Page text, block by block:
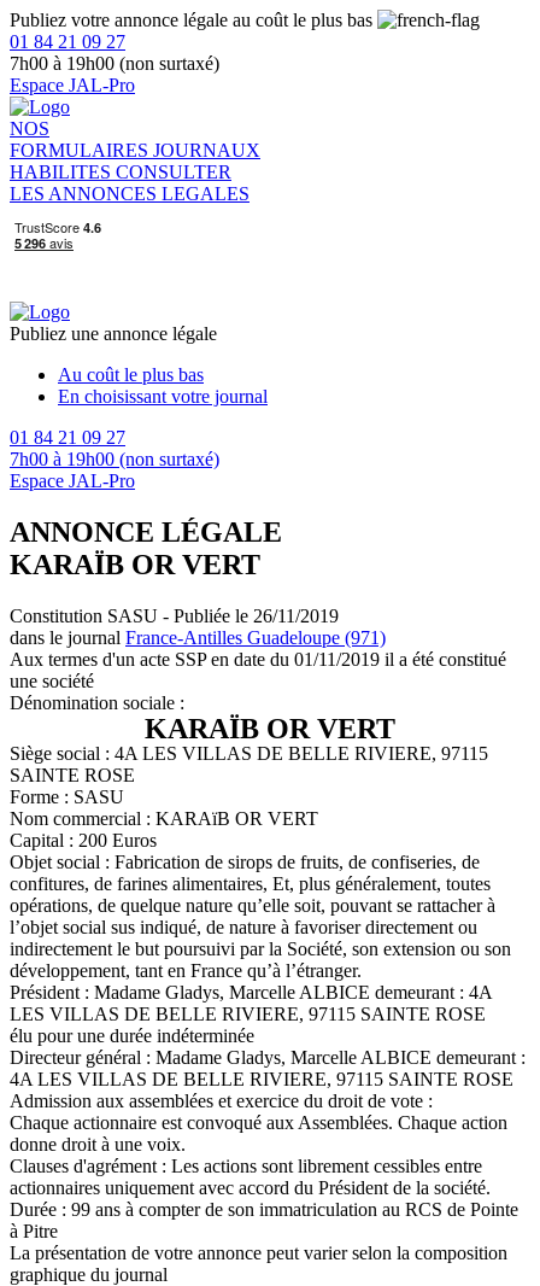
Publiez votre annonce légale au coût le plus bas
01 84 21 09 27
7h00 à 19h00 (non surtaxé)
Espace JAL-Pro
NOS
FORMULAIRES JOURNAUX
HABILITES CONSULTER
LES ANNONCES LEGALES
Publiez une annonce légale
Au coût le plus bas
En choisissant votre journal
01 84 21 09 27
7h00 à 19h00 (non surtaxé)
Espace JAL-Pro
ANNONCE LÉGALE
KARAÏB OR VERT
Constitution SASU - Publiée le 26/11/2019
dans le journal France-Antilles Guadeloupe (971)
Aux termes d'un acte SSP en date du 01/11/2019 il a été constitué
une société
Dénomination sociale :
KARAÏB OR VERT
Siège social : 4A LES VILLAS DE BELLE RIVIERE, 97115
SAINTE ROSE
Forme : SASU
Nom commercial : KARAïB OR VERT
Capital : 200 Euros
Objet social : Fabrication de sirops de fruits, de confiseries, de
confitures, de farines alimentaires, Et, plus généralement, toutes
opérations, de quelque nature qu’elle soit, pouvant se rattacher à
l’objet social sus indiqué, de nature à favoriser directement ou
indirectement le but poursuivi par la Société, son extension ou son
développement, tant en France qu’à l’étranger.
Président : Madame Gladys, Marcelle ALBICE demeurant : 4A
LES VILLAS DE BELLE RIVIERE, 97115 SAINTE ROSE
élu pour une durée indéterminée
Directeur général : Madame Gladys, Marcelle ALBICE demeurant :
4A LES VILLAS DE BELLE RIVIERE, 97115 SAINTE ROSE
Admission aux assemblées et exercice du droit de vote :
Chaque actionnaire est convoqué aux Assemblées. Chaque action
donne droit à une voix.
Clauses d'agrément : Les actions sont librement cessibles entre
actionnaires uniquement avec accord du Président de la société.
Durée : 99 ans à compter de son immatriculation au RCS de Pointe
à Pitre
La présentation de votre annonce peut varier selon la composition
graphique du journal